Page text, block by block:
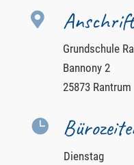
 Anschrift
Grundschule
Bannony 2
25873 Rantrum

Dienstag